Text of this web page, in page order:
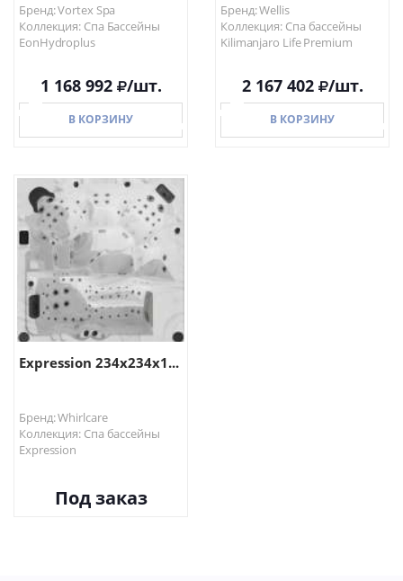
Бренд: Vortex Spa
Коллекция: Спа Бассейны
EonHydroplus
1 168 992 /шт.
В КОРЗИНУ
В КОРЗИНУ
Бренд: Wellis
Коллекция: Спа бассейны
Kilimanjaro Life Premium
2 167 402 /шт.
В КОРЗИНУ
Expression 234х234х1...
Бренд: Whirlcare
Коллекция: Спа бассейны
Expression
Под заказ